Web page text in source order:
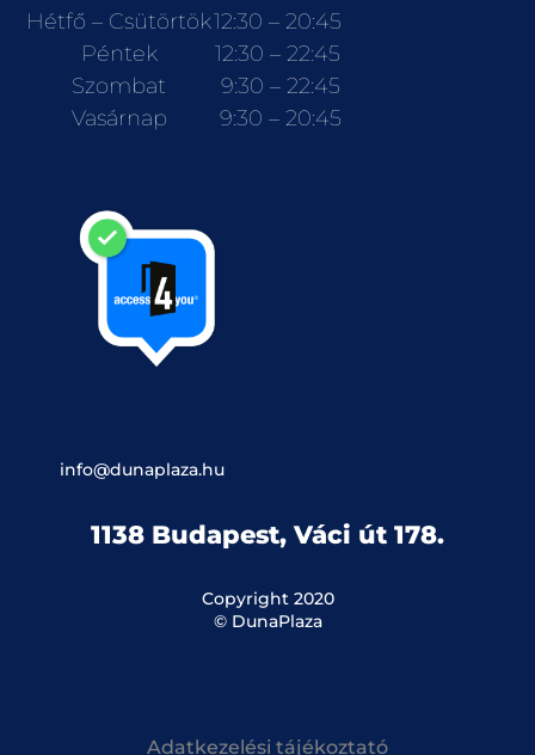
Hétfő – Csütörtök12:30 – 20:45
Péntek
12:30 – 22:45
Szombat
9:30 – 22:45
Vasárnap
9:30 – 20:45
info@dunaplaza.hu
1138 Budapest, Váci út 178.
Copyright 2020
© DunaPlaza
Adatkezelési tájékoztató